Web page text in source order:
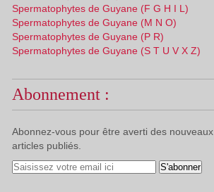
Spermatophytes de Guyane (F G H I L)
Spermatophytes de Guyane (M N O)
Spermatophytes de Guyane (P R)
Spermatophytes de Guyane (S T U V X Z)
Abonnement :
Abonnez-vous pour être averti des nouveaux
articles publiés.